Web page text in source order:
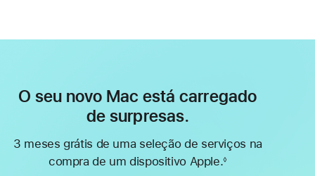
O seu novo Mac está carregado
de surpresas.
3 meses grátis de uma seleção de serviços na
compra de um dispositivo Apple.◊